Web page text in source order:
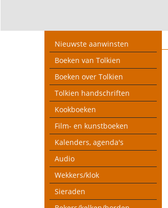
Nieuwste aanwinsten
Boeken van Tolkien
Boeken over Tolkien
Tolkien handschriften
Kookboeken
Film- en kunstboeken
Kalenders, agenda's
Audio
Wekkers/klok
Sieraden